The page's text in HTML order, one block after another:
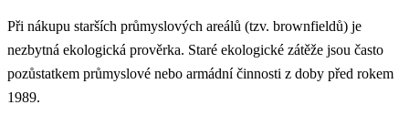
Při nákupu starších průmyslových areálů (tzv. brownfieldů) je
nezbytná ekologická prověrka. Staré ekologické zátěže jsou často
pozůstatkem průmyslové nebo armádní činnosti z doby před rokem
1989.